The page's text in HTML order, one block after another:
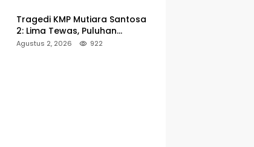
Tragedi KMP Mutiara Santosa
2: Lima Tewas, Puluhan
Penumpang Masih Dalam
Agustus 2, 2026 922